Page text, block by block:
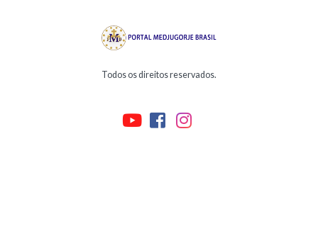
Todos os direitos reservados.